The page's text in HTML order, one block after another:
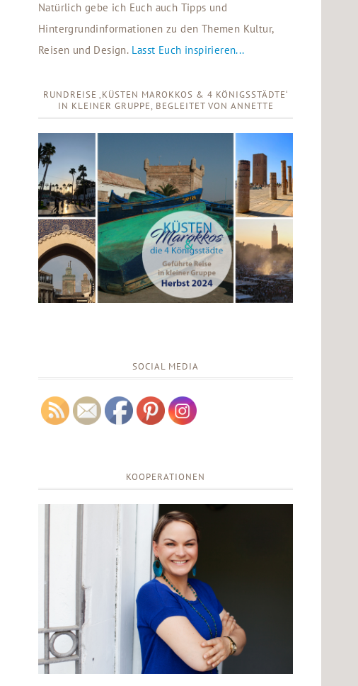
Natürlich gebe ich Euch auch Tipps und
Hintergrundinformationen zu den Themen Kultur,
Reisen und Design. Lasst Euch inspirieren...
RUNDREISE ‚KÜSTEN MAROKKOS & 4 KÖNIGSSTÄDTE‘
IN KLEINER GRUPPE, BEGLEITET VON ANNETTE
SOCIAL MEDIA
KOOPERATIONEN